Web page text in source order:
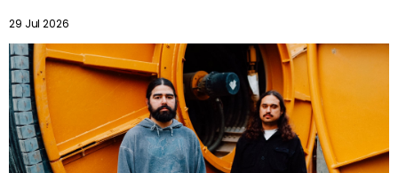
29 Jul 2026